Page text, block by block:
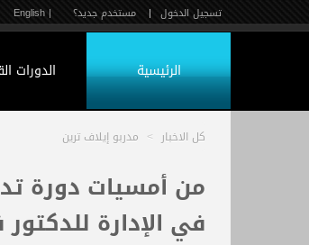
تسجيل الدخول | مستخدم جديد؟ | English
الرئيسية الدورات
كل الاخبار > مدربو إيلاف ترين
من أمسيات دورة
في الإدارة